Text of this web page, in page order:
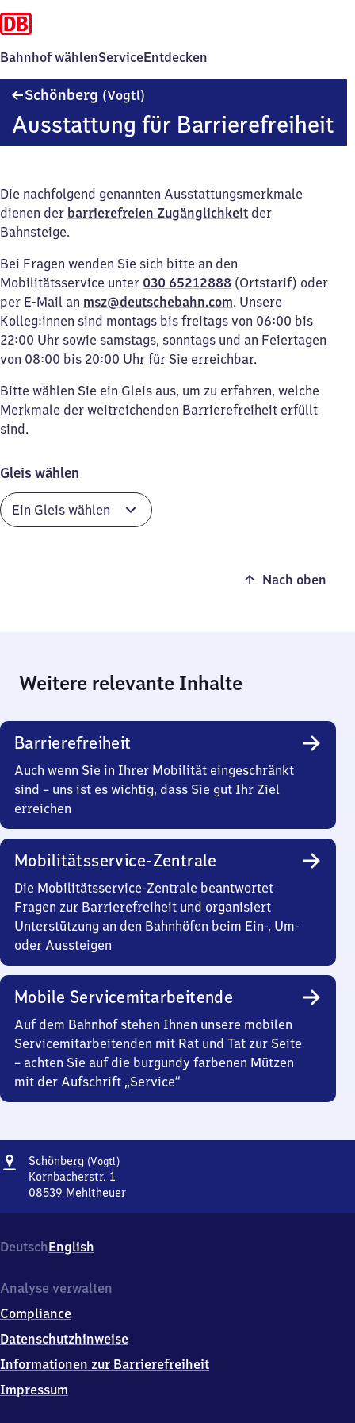
Bahnhof wählenServiceEntdecken
Schönberg (Vogtl)
Ausstattung für Barrierefreiheit
Die nachfolgend genannten Ausstattungsmerkmale
dienen der barrierefreien Zugänglichkeit der
Bahnsteige.
Bei Fragen wenden Sie sich bitte an den
Mobilitätsservice unter 030 65212888 (Ortstarif) oder
per E-Mail an msz@deutschebahn.com. Unsere
Kolleg:innen sind montags bis freitags von 06:00 bis
22:00 Uhr sowie samstags, sonntags und an Feiertagen
von 08:00 bis 20:00 Uhr für Sie erreichbar.
Bitte wählen Sie ein Gleis aus, um zu erfahren, welche
Merkmale der weitreichenden Barrierefreiheit erfüllt
sind.
Gleis wählen
Nach oben
Weitere relevante Inhalte
Barrierefreiheit
Auch wenn Sie in Ihrer Mobilität eingeschränkt
sind – uns ist es wichtig, dass Sie gut Ihr Ziel
erreichen
Mobilitätsservice-Zentrale
Die Mobilitätsservice-Zentrale beantwortet
Fragen zur Barrierefreiheit und organisiert
Unterstützung an den Bahnhöfen beim Ein-, Um-
oder Aussteigen
Mobile Servicemitarbeitende
Auf dem Bahnhof stehen Ihnen unsere mobilen
Servicemitarbeitenden mit Rat und Tat zur Seite
– achten Sie auf die burgundy farbenen Mützen
mit der Aufschrift „Service“
Adresse
Schönberg (Vogtl)Schönberg
Kornbacherstr. 1
08539 Mehltheuer
Kornbacherstr.
1,
8
3
9
DeutschEnglish
Analyse verwalten
Compliance
Datenschutzhinweise
Informationen zur Barrierefreiheit
Impressum